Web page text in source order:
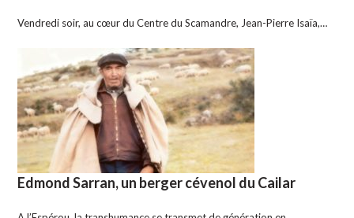
Vendredi soir, au cœur du Centre du Scamandre, Jean-Pierre Isaïa,…
Edmond Sarran, un berger cévenol du Cailar